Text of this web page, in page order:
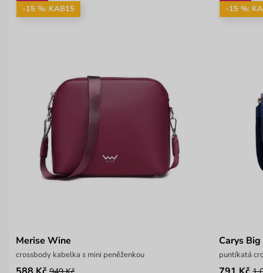
-15 %: KAB15
Merise Wine
crossbody kabelka s mini peněženkou
-15 %:
Carys
puntíkatá